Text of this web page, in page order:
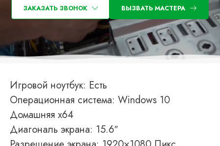
ЗАКАЗАТЬ ЗВОНОК ВЫЗВАТЬ МАСТЕРА
Игровой ноутбук: Есть
Операционная система: Windows 10
Домашняя x64
Диагональ экрана: 15.6″